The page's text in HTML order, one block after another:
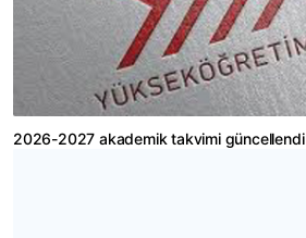
2026-2027 akademik takvimi güncellendi